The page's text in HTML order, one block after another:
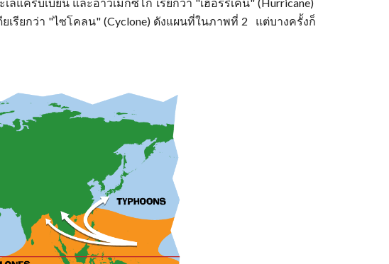
รียกว่า "ไซโคลน" (Cyclone) ดังแผนที่ในภาพที่ 2 แต่บางครั้งก็